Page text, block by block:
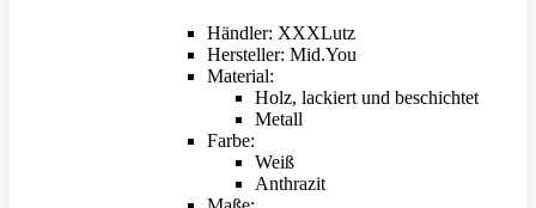
Händler: XXXLutz
Hersteller: Mid.You
Material:
Holz, lackiert und beschichtet
Metall
Farbe:
Weiß
Anthrazit